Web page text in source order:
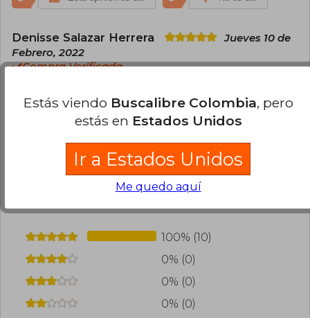
Denisse Salazar Herrera
Jueves 10 de
Febrero, 2022
Compra Verificada
0
Cargar más opiniones del libro
¿Leíste este libro? Inicia sesiónpara poder
100% (10)
0% (0)
0% (0)
0% (0)
Estás viendo Buscalibre Colombia, pero
estás en Estados Unidos
Ir a Estados Unidos
Me quedo aquí